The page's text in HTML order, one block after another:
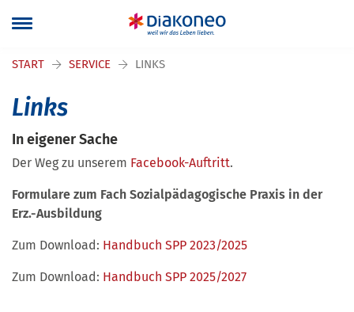
START SERVICE LINKS
Links
In eigener Sache
Der Weg zu unserem Facebook-Auftritt.
Formulare zum Fach Sozialpädagogische Praxis in der
Erz.-Ausbildung
Zum Download: Handbuch SPP 2023/2025
Zum Download: Handbuch SPP 2025/2027